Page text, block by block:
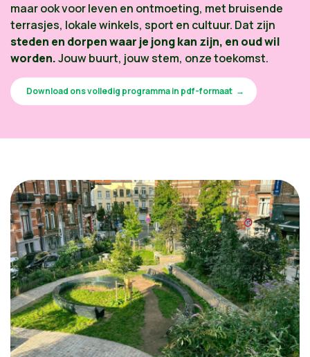
maar ook voor leven en ontmoeting, met bruisende
terrasjes, lokale winkels, sport en cultuur. Dat zijn
steden en dorpen waar je jong kan zijn, en oud wil
worden.Jouw buurt, jouw stem, onze toekomst.
Download ons volledig programma in pdf-formaat